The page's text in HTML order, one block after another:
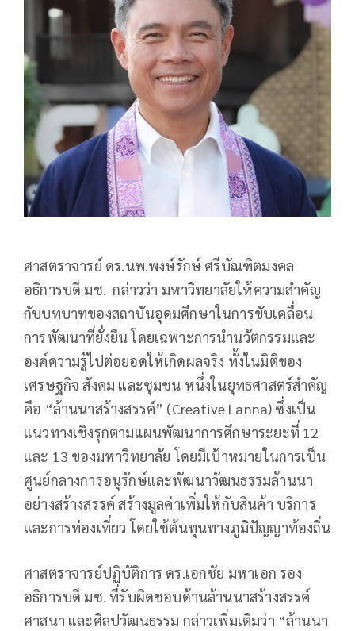
ศาสตราจารย์ ดร.นพ.พงษ์รักษ์ ศรีบัณฑิตมงคล
อธิการบดี มช. กล่าวว่า มหาวิทยาลัยให้ความสำคัญ
กับบทบาทของสถาบันอุดมศึกษาในการขับเคลื่อน
การพัฒนาที่ยั่งยืน โดยเฉพาะการนำนวัตกรรมและ
องค์ความรู้ไปต่อยอดให้เกิดผลจริง ทั้งในมิติของ
เศรษฐกิจ สังคม และชุมชน หนึ่งในยุทธศาสตร์สำคัญ
คือ “ล้านนาสร้างสรรค์” (Creative Lanna) ซึ่งเป็น
แนวทางเชิงรุกตามแผนพัฒนาการศึกษาระยะที่ 12
และ 13 ของมหาวิทยาลัย โดยมีเป้าหมายในการเป็น
ศูนย์กลางการอนุรักษ์และพัฒนาวัฒนธรรมล้านนา
อย่างสร้างสรรค์ สร้างมูลค่าเพิ่มให้กับสินค้า บริการ
และการท่องเที่ยว โดยใช้ต้นทุนทางภูมิปัญญาท้องถิ่น
ศาสตราจารย์ปฏิบัติการ ดร.เอกชัย มหาเอก รอง
อธิการบดี มช. ที่รับผิดชอบด้านล้านนาสร้างสรรค์
ศาสนา และศิลปวัฒนธรรม กล่าวเพิ่มเติมว่า “ล้านนา